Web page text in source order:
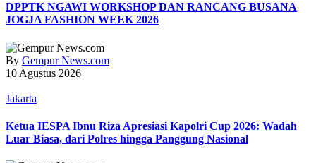
DPPTK NGAWI WORKSHOP DAN RANCANG BUSANA
JOGJA FASHION WEEK 2026
By Gempur News.com
10 Agustus 2026
Jakarta
Ketua IESPA Ibnu Riza Apresiasi Kapolri Cup 2026: Wadah
Luar Biasa, dari Polres hingga Panggung Nasional